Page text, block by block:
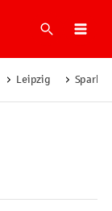
Suche
Leipzig